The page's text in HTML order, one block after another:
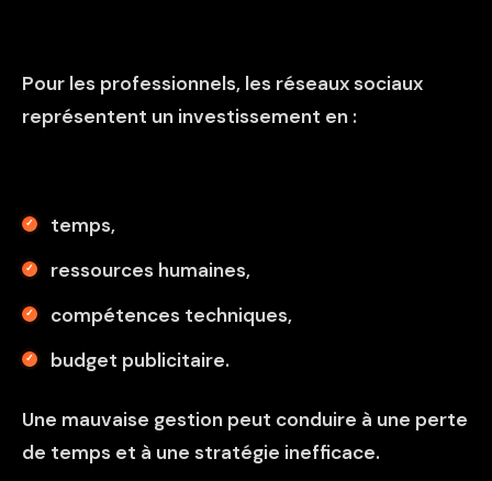
Pour les professionnels, les réseaux sociaux
représentent un investissement en :
temps,
ressources humaines,
compétences techniques,
budget publicitaire.
Une mauvaise gestion peut conduire à une perte
de temps et à une stratégie inefficace.